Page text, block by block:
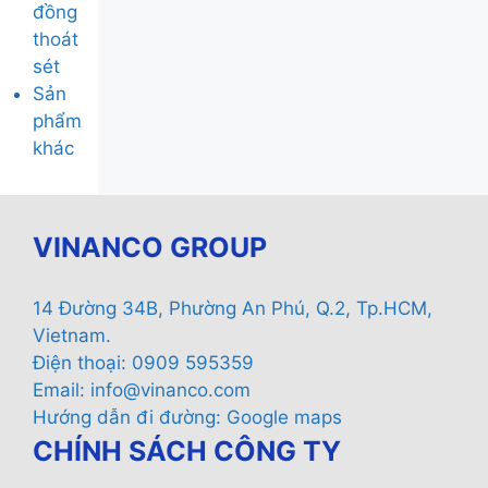
đồng
thoát
sét
Sản
phẩm
khác
VINANCO GROUP
14 Đường 34B, Phường An Phú, Q.2, Tp.HCM,
Vietnam.
Điện thoại: 0909 595359
Email: info@vinanco.com
Hướng dẫn đi đường: Google maps
CHÍNH SÁCH CÔNG TY